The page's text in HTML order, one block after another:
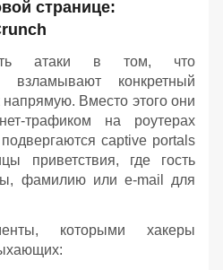
странице:
атаки в том, что
конкретный
Вместо этого они
трафиком на роутерах
captive portals
приветствия, где гость
фамилию или e-mail для
которыми хакеры